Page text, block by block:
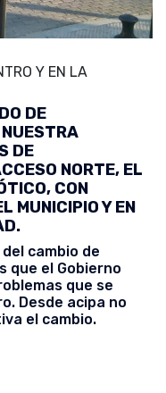
Y EN LA
DE
DE
NORTE, EL
CON
MUNICIPIO Y EN
cambio de
que el Gobierno
que se
Desde acipa no
el cambio.